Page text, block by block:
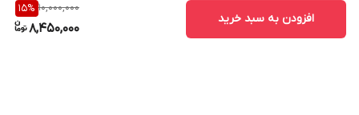
10,000,000
15%
8,450,000
افزودن به سبد خرید